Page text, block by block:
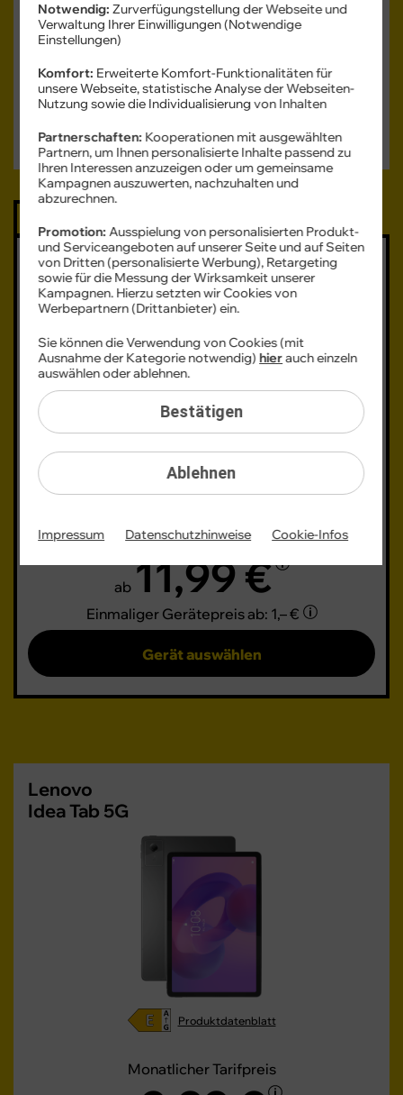
Monatlicher Tarifpreis
36,99 €
Einmaliger Gerätepreisab: 1,– €
Samsung
Galaxy Tab A11 LTE
Produktdatenblatt
Monatlicher Tarifpreis
ab11,99 €
Einmaliger Gerätepreisab: 1,– €
Gerät auswählen
Lenovo
Idea Tab 5G
Produktdatenblatt
Monatlicher Tarifpreis
Notwendig: Zurverfügungstellung der Webseite und
Verwaltung Ihrer Einwilligungen (Notwendige
Einstellungen)
Komfort: Erweiterte Komfort-Funktionalitäten für
unsere Webseite, statistische Analyse der Webseiten-
Nutzung sowie die Individualisierung von Inhalten
Partnerschaften: Kooperationen mit ausgewählten
Partnern, um Ihnen personalisierte Inhalte passend zu
Ihren Interessen anzuzeigen oder um gemeinsame
Kampagnen auszuwerten, nachzuhalten und
abzurechnen.
Promotion:Ausspielung von personalisierten Produkt-
und Serviceangeboten auf unserer Seite und auf Seiten
von Dritten (personalisierte Werbung), Retargeting
sowie für die Messung der Wirksamkeit unserer
Kampagnen. Hierzu setzten wir Cookies von
Werbepartnern (Drittanbieter) ein.
Ablehnen
Sie können die Verwendung von Cookies (mit
Ausnahme der Kategorie notwendig)hierauch einzeln
auswählen oder ablehnen.
Bestätigen
Impressum Datenschutzhinweise Cookie-Infos